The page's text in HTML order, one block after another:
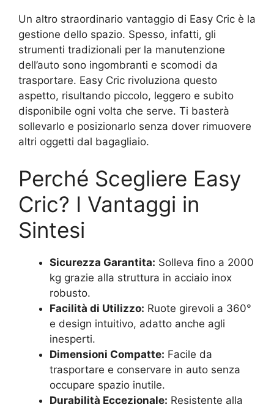
Un altro straordinario vantaggio di Easy Cric è la
gestione dello spazio. Spesso, infatti, gli
strumenti tradizionali per la manutenzione
dell’auto sono ingombranti e scomodi da
trasportare. Easy Cric rivoluziona questo
aspetto, risultando piccolo, leggero e subito
disponibile ogni volta che serve. Ti basterà
sollevarlo e posizionarlo senza dover rimuovere
altri oggetti dal bagagliaio.
Perché Scegliere Easy
Cric? I Vantaggi in
Sintesi
Sicurezza Garantita: Solleva fino a 2000
kg grazie alla struttura in acciaio inox
robusto.
Facilità di Utilizzo: Ruote girevoli a 360°
e design intuitivo, adatto anche agli
inesperti.
Dimensioni Compatte: Facile da
trasportare e conservare in auto senza
occupare spazio inutile.
Durabilità Eccezionale: Resistente alla